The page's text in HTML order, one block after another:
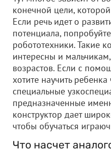
конечной цели,
Если речь идет о
потенциала,
робототехники. Такие
интересны и
возрастов. Если с
хотите научить ребенка
специальные
предназначенные
конструктор дает
чтобы обучаться
Что насчет